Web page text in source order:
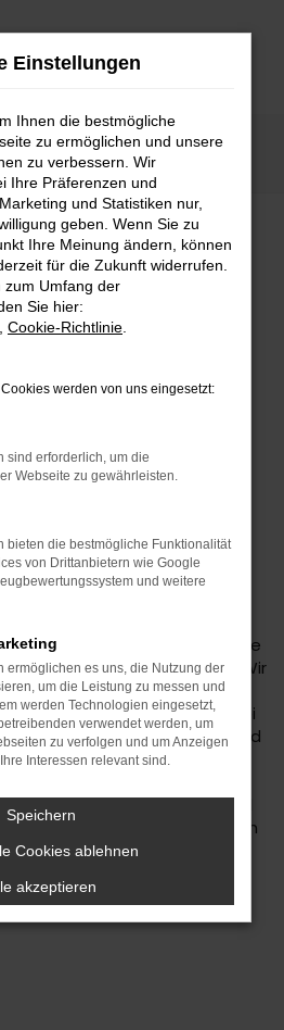
Suzuki in Reutlingen günstig kaufen |
|
nach
NEUEN SUZUKI
MOBILITÄT IN
Hersteller. Der
für Tradition, andererseits
und eine
Im Autohaus Daub finden Sie
Reutlingen und Umgebung. Wir
mit tiefer regionaler
bieten wir Fahrzeuge an, wobei
darstellt. Kundinnen und
und schätzen unseren
und durchweg individuelle
ein offenes Ohr für Sie und
Fahrzeuge natürlich auch nach
Umgebung.
Einstellungen
Ihnen die bestmögliche
zu ermöglichen und unsere
zu verbessern. Wir
Ihre Präferenzen und
und Statistiken nur,
geben. Wenn Sie zu
Ihre Meinung ändern, können
für die Zukunft widerrufen.
zum Umfang der
Sie hier:
Cookie-Richtlinie
werden von uns eingesetzt:
sind erforderlich, um die
Webseite zu gewährleisten.
bieten die bestmögliche Funktionalität
von Drittanbietern wie Google
und weitere
ermöglichen es uns, die Nutzung der
um die Leistung zu messen und
werden Technologien eingesetzt,
verwendet werden, um
zu verfolgen und um Anzeigen
Interessen relevant sind.
Speichern
Cookies ablehnen
akzeptieren